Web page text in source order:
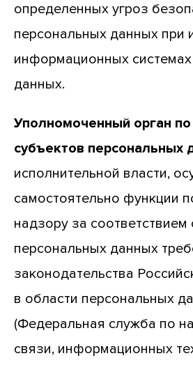
определенных угроз
персональных данных при
информационных
данных.
Уполномоченный орган
субъектов персональных
исполнительной власти,
самостоятельно функции
надзору за соответствием
персональных данных
законодательства
в области персональных
(Федеральная служба по
связи, информационных